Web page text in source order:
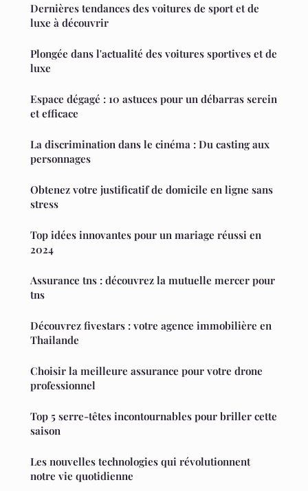
Dernières tendances des voitures de sport et de
luxe à découvrir
Plongée dans l'actualité des voitures sportives et de
luxe
Espace dégagé : 10 astuces pour un débarras serein
et efficace
La discrimination dans le cinéma : Du casting aux
personnages
Obtenez votre justificatif de domicile en ligne sans
stress
Top idées innovantes pour un mariage réussi en
2024
Assurance tns : découvrez la mutuelle mercer pour
tns
Découvrez fivestars : votre agence immobilière en
Thailande
Choisir la meilleure assurance pour votre drone
professionnel
Top 5 serre-têtes incontournables pour briller cette
saison
Les nouvelles technologies qui révolutionnent
notre vie quotidienne